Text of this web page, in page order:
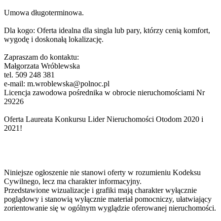
Umowa długoterminowa.
Dla kogo: Oferta idealna dla singla lub pary, którzy cenią komfort,
wygodę i doskonałą lokalizację.
Zapraszam do kontaktu:
Małgorzata Wróblewska
tel. 509 248 381
e-mail: m.wroblewska@polnoc.pl
Licencja zawodowa pośrednika w obrocie nieruchomościami Nr
29226
Oferta Laureata Konkursu Lider Nieruchomości Otodom 2020 i
2021!
Niniejsze ogłoszenie nie stanowi oferty w rozumieniu Kodeksu
Cywilnego, lecz ma charakter informacyjny.
Przedstawione wizualizacje i grafiki mają charakter wyłącznie
poglądowy i stanowią wyłącznie materiał pomocniczy, ułatwiający
zorientowanie się w ogólnym wyglądzie oferowanej nieruchomości.